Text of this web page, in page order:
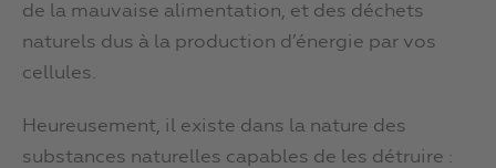
de la mauvaise alimentation, et des déchets
naturels dus à la production d’énergie par vos
cellules.
Heureusement, il existe dans la nature des
substances naturelles capables de les détruire :